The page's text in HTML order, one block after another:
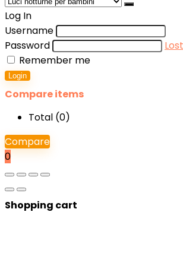
Log In
Username
Password
Remember me
Login
Compare items
Total (0)
Compare
0
Shopping cart